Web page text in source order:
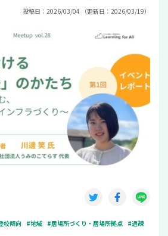
投稿日：2026/03/04 （更新日：2026/03/19）
校傾向 #地域 #居場所づくり・居場所拠点 #過疎